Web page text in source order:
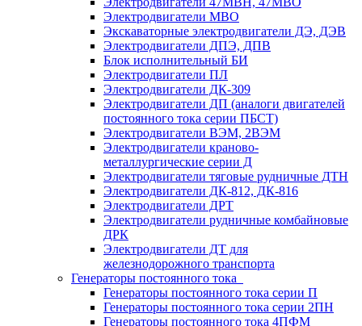
Электродвигатели MBO
Экскаваторные электродвигатели ДЭ, ДЭВ
Электродвигатели ДПЭ, ДПВ
Блок исполнительный БИ
Электродвигатели ПЛ
Электродвигатели ДК-309
Электродвигатели ДП (аналоги двигателей
постоянного тока серии ПБСТ)
Электродвигатели ВЭМ, 2ВЭМ
Электродвигатели краново-
металлургические серии Д
Электродвигатели тяговые рудничные ДТН
Электродвигатели ДК-812, ДК-816
Электродвигатели ДРТ
Электродвигатели рудничные комбайновые
ДРК
Электродвигатели ДТ для
железнодорожного транспорта
Генераторы постоянного тока
Генераторы постоянного тока серии П
Генераторы постоянного тока серии 2ПН
Генераторы постоянного тока 4ПФМ